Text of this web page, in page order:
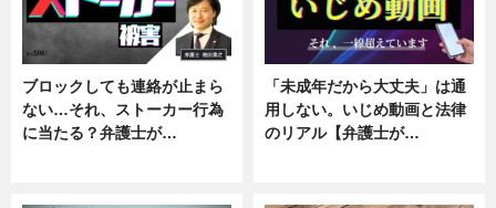
ブロックしても連絡が止まら
ない…それ、ストーカー行為
に当たる？弁護士が…
「未成年だから大丈夫」は通
用しない。いじめ動画と法律
のリアル【弁護士が…